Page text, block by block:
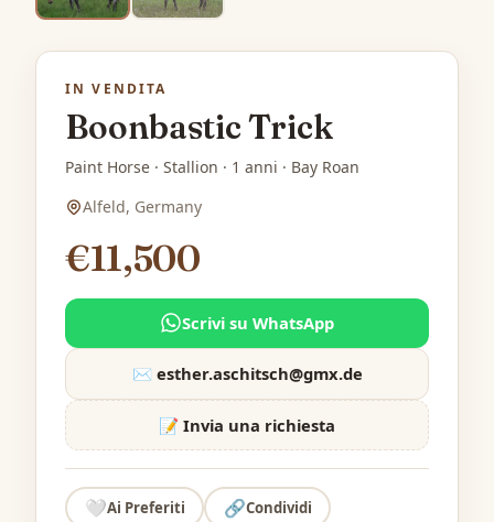
IN VENDITA
Boonbastic Trick
Paint Horse · Stallion · 1 anni · Bay Roan
Alfeld, Germany
€11,500
Scrivi su WhatsApp
✉️ esther.aschitsch@gmx.de
📝 Invia una richiesta
🤍Ai Preferiti 🔗Condividi